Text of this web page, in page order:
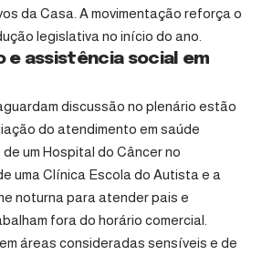
da Casa. A movimentação reforça o
legislativa no início do ano.
e assistência social em
discussão no plenário estão
do atendimento em saúde
um Hospital do Câncer no
uma Clínica Escola do Autista e a
noturna para atender pais e
fora do horário comercial.
áreas consideradas sensíveis e de